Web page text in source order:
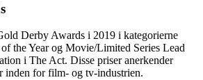
Derby Awards i 2019 i kategorierne
the Year og Movie/Limited Series Lead
i The Act. Disse priser anerkender
inden for film- og tv-industrien.